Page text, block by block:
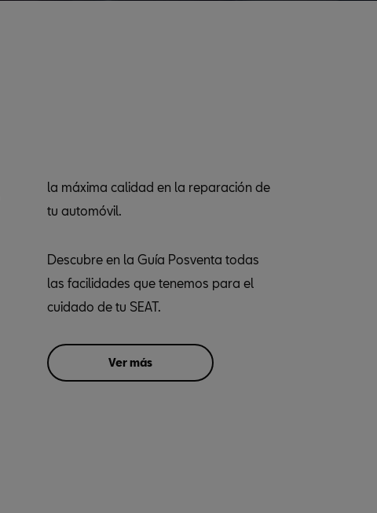
la máxima calidad en la reparación de
tu automóvil.
Descubre en la Guía Posventa todas
las facilidades que tenemos para el
cuidado de tu SEAT.
Ver más